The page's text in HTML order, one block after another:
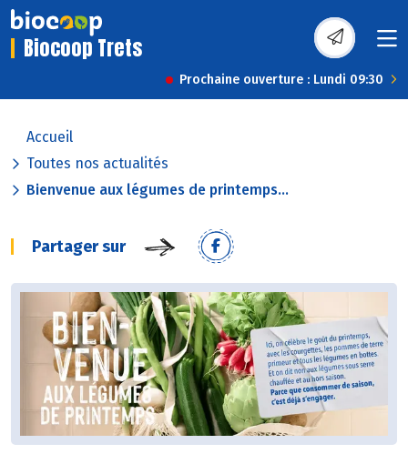
Biocoop Trets
Prochaine ouverture : Lundi 09:30
Accueil
Toutes nos actualités
Bienvenue aux légumes de printemps...
Partager sur